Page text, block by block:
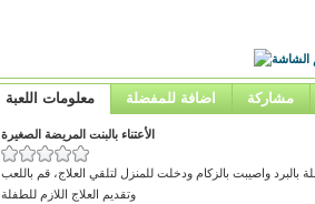
معلومات اللعبة اضافة للمفضلة مشاركة
الأعتناء بالبنت المريضة الصغيرة
واصيبت بالزكام ودخلت للمنزل لتلقي العلاج، قم باللعب
وتقديم العلاج اللازم للطفلة